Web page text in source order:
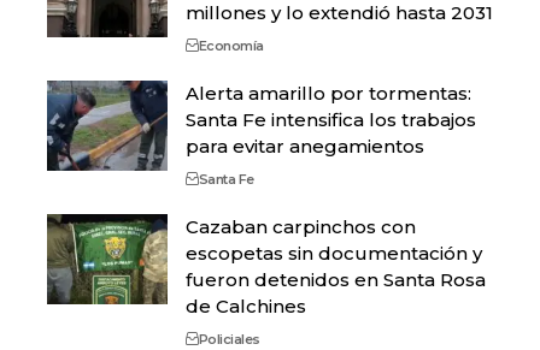
millones y lo extendió hasta 2031
Economía
Alerta amarillo por tormentas:
Santa Fe intensifica los trabajos
para evitar anegamientos
Santa Fe
Cazaban carpinchos con
escopetas sin documentación y
fueron detenidos en Santa Rosa
de Calchines
Policiales